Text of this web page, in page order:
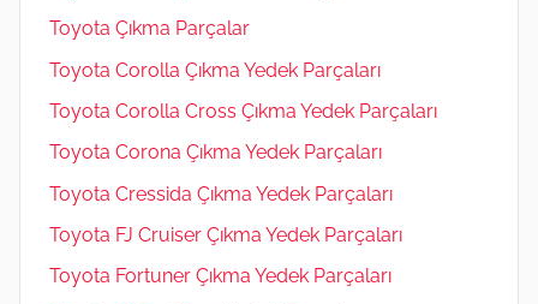
Toyota Çıkma Parçalar
Toyota Corolla Çıkma Yedek Parçaları
Toyota Corolla Cross Çıkma Yedek Parçaları
Toyota Corona Çıkma Yedek Parçaları
Toyota Cressida Çıkma Yedek Parçaları
Toyota FJ Cruiser Çıkma Yedek Parçaları
Toyota Fortuner Çıkma Yedek Parçaları